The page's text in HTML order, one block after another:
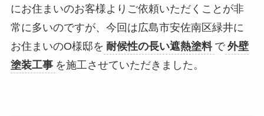
にお住まいのお客様よりご依頼いただくことが非
常に多いのですが、今回は広島市安佐南区緑井に
お住まいのO様邸を 耐候性の長い遮熱塗料 で 外壁
塗装工事 を施工させていただきました。